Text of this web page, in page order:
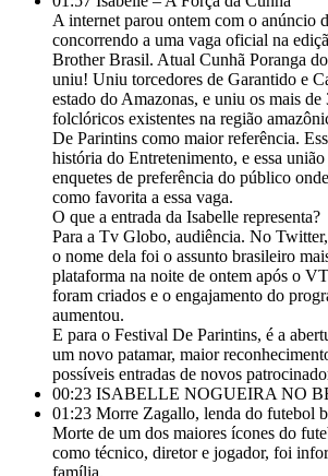
A internet parou ontem com o anúncio
concorrendo a uma vaga oficial na
Brother Brasil. Atual Cunhã Poranga
uniu! Uniu torcedores de Garantido e
estado do Amazonas, e uniu os mais de
folclóricos existentes na região
De Parintins como maior referência.
história do Entretenimento, e essa união
enquetes de preferência do público
como favorita a essa vaga.
O que a entrada da Isabelle representa?
Para a Tv Globo, audiência. No
o nome dela foi o assunto brasileiro
plataforma na noite de ontem após o
foram criados e o engajamento do
aumentou.
E para o Festival De Parintins, é a
um novo patamar, maior
possíveis entradas de novos
00:23 ISABELLE NOGUEIRA NO
01:23 Morre Zagallo, lenda do futebol
Morte de um dos maiores ícones do
como técnico, diretor e jogador, foi
família.